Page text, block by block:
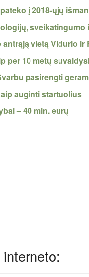
į 2018-ųjų
antrąją vietą Vidurio
per 10 metų
pasirengti
auginti startuolius
– 40 mln. eurų